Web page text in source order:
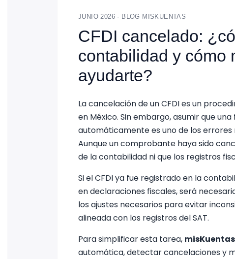
JUNIO 2026 · BLOG MISKUENTAS
CFDI cancelado:
contabilidad y cómo
ayudarte?
La cancelación de un CFDI es un
en México. Sin embargo, asumir que
automáticamente es uno de los
Aunque un comprobante haya sido
de la contabilidad ni que los registros
Si el CFDI ya fue registrado en la
en declaraciones fiscales, será
los ajustes necesarios para evitar
alineada con los registros del SAT.
Para simplificar esta tarea, misKuentas
automática, detectar cancelaciones y